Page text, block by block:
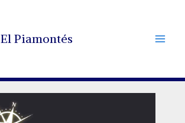
El Piamontés